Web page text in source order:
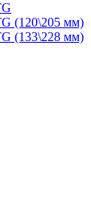
(120\205 мм)
(133\228 мм)